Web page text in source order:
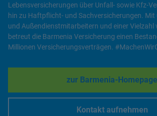
Lebensversicherungen über Unfall- sowie Kfz-
hin zu Haftpflicht- und Sachversicherungen. Mit
und Außendienstmitarbeitern und einer Vielzahl
betreut die Barmenia Versicherung einen
Millionen Versicherungsverträgen.
zur Barmenia-Homepage
Link Opens
Kontakt aufnehmen